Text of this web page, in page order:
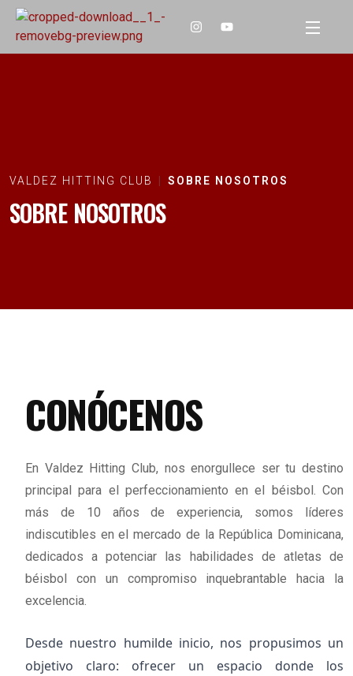
VALDEZ HITTING CLUB SOBRE NOSOTROS
SOBRE NOSOTROS
CONÓCENOS
En Valdez Hitting Club, nos enorgullece ser tu destino
principal para el perfeccionamiento en el béisbol. Con
más de 10 años de experiencia, somos líderes
indiscutibles en el mercado de la República Dominicana,
dedicados a potenciar las habilidades de atletas de
béisbol con un compromiso inquebrantable hacia la
excelencia.
Desde nuestro humilde inicio, nos propusimos un
objetivo claro: ofrecer un espacio donde los